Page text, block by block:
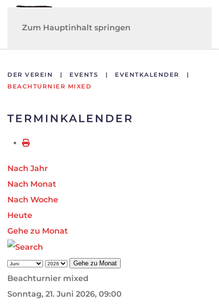
Zum Hauptinhalt springen
DER VEREIN EVENTS
EVENTKALENDER
BEACHTURNIER MIXED
TERMINKALENDER
Nach Jahr
Nach Monat
Nach Woche
Heute
Gehe zu Monat
Gehe zu Monat
Beachturnier mixed
Sonntag, 21. Juni 2026, 09:00